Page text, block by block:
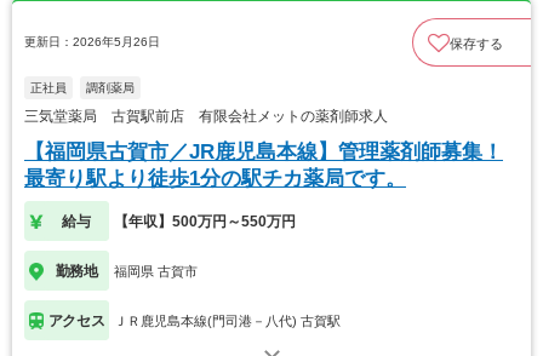
更新日：2026年5月26日 保存する
正社員 調剤薬局
三気堂薬局 古賀駅前店 有限会社メットの薬剤師求人
【福岡県古賀市／JR鹿児島本線】管理薬剤師募集！
最寄り駅より徒歩1分の駅チカ薬局です。
給与 【年収】500万円～550万円
勤務地 福岡県 古賀市
アクセス ＪＲ鹿児島本線(門司港－八代) 古賀駅